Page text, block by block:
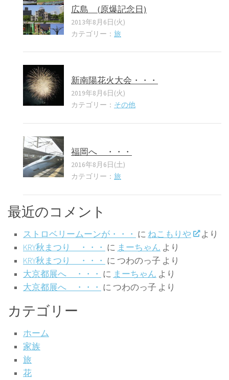
広島 (原爆記念日)
2013年8月6日(火)
カテゴリー： 旅
新南陽花火大会・・・
2019年8月6日(火)
カテゴリー： その他
福岡へ ・・・
2016年8月6日(土)
カテゴリー： 旅
最近のコメント
ストロベリームーンが・・・ に ねこもりや
より
KRY秋まつり ・・・ に まーちゃん より
KRY秋まつり ・・・ に つわのっ子 より
大京都展へ ・・・ に まーちゃん より
大京都展へ ・・・ に つわのっ子 より
カテゴリー
ホーム
家族
旅
花